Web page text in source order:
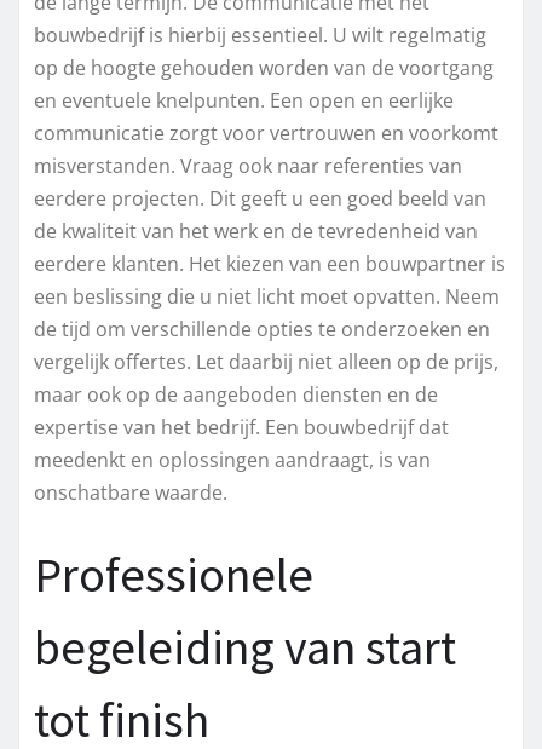
bouwbedrijf is hierbij essentieel. U wilt regelmatig
op de hoogte gehouden worden van de voortgang
en eventuele knelpunten. Een open en eerlijke
communicatie zorgt voor vertrouwen en voorkomt
misverstanden. Vraag ook naar referenties van
eerdere projecten. Dit geeft u een goed beeld van
de kwaliteit van het werk en de tevredenheid van
eerdere klanten. Het kiezen van een bouwpartner is
een beslissing die u niet licht moet opvatten. Neem
de tijd om verschillende opties te onderzoeken en
vergelijk offertes. Let daarbij niet alleen op de prijs,
maar ook op de aangeboden diensten en de
expertise van het bedrijf. Een bouwbedrijf dat
meedenkt en oplossingen aandraagt, is van
onschatbare waarde.
Professionele
begeleiding van start
tot finish